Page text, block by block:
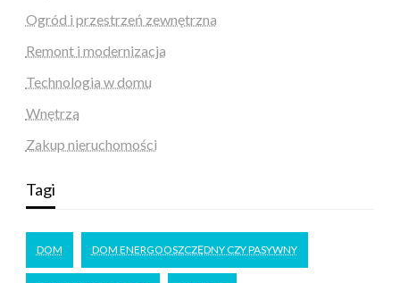
Ogród i przestrzeń zewnętrzna
Remont i modernizacja
Technologia w domu
Wnętrza
Zakup nieruchomości
Tagi
DOM DOM ENERGOOSZCZĘDNY CZY PASYWNY